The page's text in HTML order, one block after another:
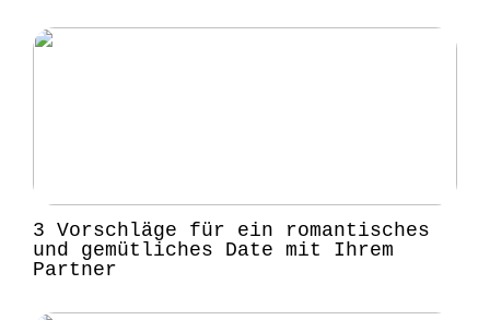
3 Vorschläge für ein romantisches
und gemütliches Date mit Ihrem
Partner